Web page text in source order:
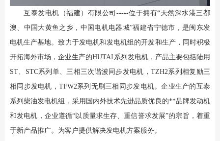
互泰发电机（福建）有限公司-----位于拥有“天然深水港三都
澳、中国大黄鱼之乡，中国电机电器城”福建省宁德市，是闽东发
电机生产基地。致力于发电机和发电机组的开发和生产，同时积极
开拓海外市场，企业生产的HUTAI系列发电机，产品主要包括陆用
ST、STC系列单、三相三次谐波同步发电机，TZH2系列相复励三
相同步发电机，TFW2系列无刷三相同步发电机。企业生产的互泰
系列柴油发电机组，采用国内外技术先进品质优良的**品牌发动机
和发电机，企业遵循“以质量求生存、重信誉求发展”的宗旨，着重
于新产品推广。为客户提供解决发电机方案服务。